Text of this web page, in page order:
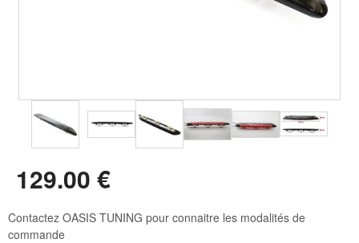
129.00 €
Contactez OASIS TUNING pour connaitre les modalités de
commande